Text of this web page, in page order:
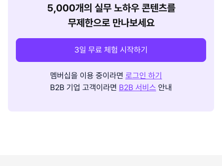
5,000개의 실무 노하우 콘텐츠를
무제한으로 만나보세요
3일 무료 체험 시작하기
멤버십을 이용 중이라면 로그인 하기
B2B 기업 고객이라면 B2B 서비스 안내